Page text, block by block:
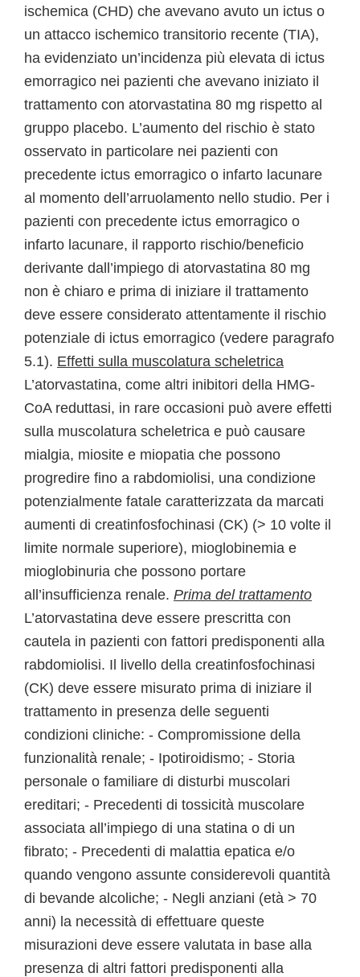
ischemica (CHD) che avevano avuto un ictus o
un attacco ischemico transitorio recente (TIA),
ha evidenziato un’incidenza più elevata di ictus
emorragico nei pazienti che avevano iniziato il
trattamento con atorvastatina 80 mg rispetto al
gruppo placebo. L’aumento del rischio è stato
osservato in particolare nei pazienti con
precedente ictus emorragico o infarto lacunare
al momento dell’arruolamento nello studio. Per i
pazienti con precedente ictus emorragico o
infarto lacunare, il rapporto rischio/beneficio
derivante dall’impiego di atorvastatina 80 mg
non è chiaro e prima di iniziare il trattamento
deve essere considerato attentamente il rischio
potenziale di ictus emorragico (vedere paragrafo
5.1). Effetti sulla muscolatura scheletrica
L’atorvastatina, come altri inibitori della HMG-
CoA reduttasi, in rare occasioni può avere effetti
sulla muscolatura scheletrica e può causare
mialgia, miosite e miopatia che possono
progredire fino a rabdomiolisi, una condizione
potenzialmente fatale caratterizzata da marcati
aumenti di creatinfosfochinasi (CK) (> 10 volte il
limite normale superiore), mioglobinemia e
mioglobinuria che possono portare
all’insufficienza renale. Prima del trattamento
L’atorvastatina deve essere prescritta con
cautela in pazienti con fattori predisponenti alla
rabdomiolisi. Il livello della creatinfosfochinasi
(CK) deve essere misurato prima di iniziare il
trattamento in presenza delle seguenti
condizioni cliniche: - Compromissione della
funzionalità renale; - Ipotiroidismo; - Storia
personale o familiare di disturbi muscolari
ereditari; - Precedenti di tossicità muscolare
associata all’impiego di una statina o di un
fibrato; - Precedenti di malattia epatica e/o
quando vengono assunte considerevoli quantità
di bevande alcoliche; - Negli anziani (età > 70
anni) la necessità di effettuare queste
misurazioni deve essere valutata in base alla
presenza di altri fattori predisponenti alla